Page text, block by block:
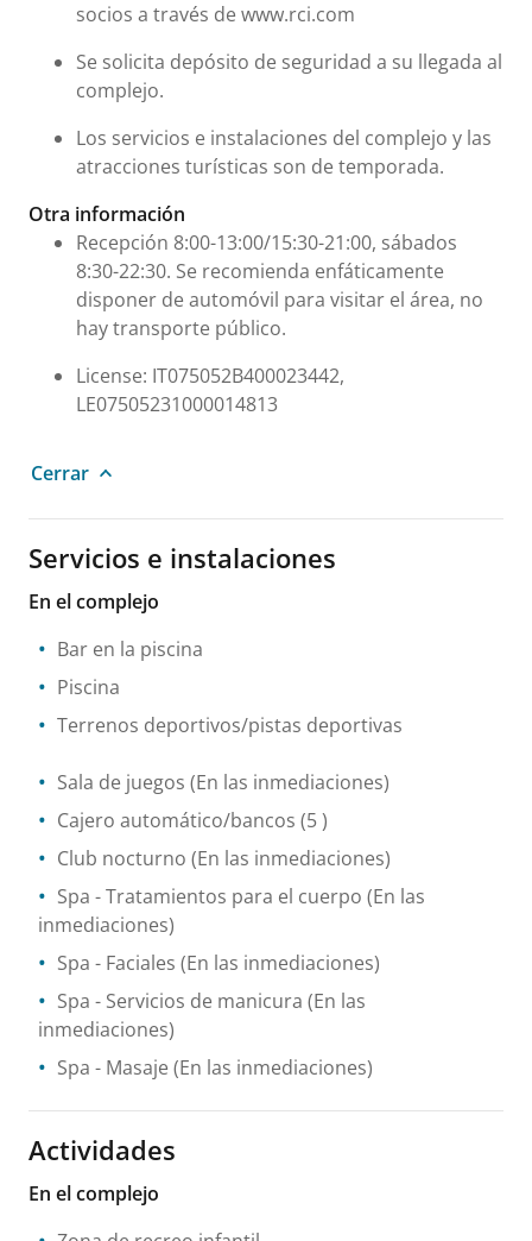
socios a través de www.rci.com
Se solicita depósito de seguridad a su llegada al
complejo.
Los servicios e instalaciones del complejo y las
atracciones turísticas son de temporada.
Otra información
Recepción 8:00-13:00/15:30-21:00, sábados
8:30-22:30. Se recomienda enfáticamente
disponer de automóvil para visitar el área, no
hay transporte público.
License: IT075052B400023442,
LE07505231000014813
Cerrar
Servicios e instalaciones
En el complejo
Bar en la piscina
Piscina
Terrenos deportivos/pistas deportivas
Sala de juegos (En las inmediaciones)
Cajero automático/bancos (5 )
Club nocturno (En las inmediaciones)
Spa - Tratamientos para el cuerpo (En las
inmediaciones)
Spa - Faciales (En las inmediaciones)
Spa - Servicios de manicura (En las
inmediaciones)
Spa - Masaje (En las inmediaciones)
Actividades
En el complejo